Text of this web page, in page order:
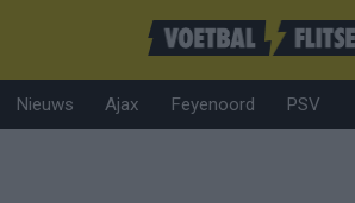
Nieuws Ajax Feyenoord PSV